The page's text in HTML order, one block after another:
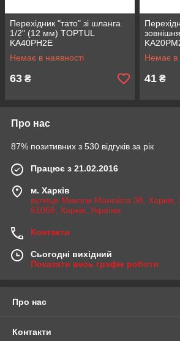
Перехідник "тато" зі шланга
1/2" (12 мм) TOPTUL
KA40PH2E
Немає в наявності
63 ₴
Немає в
41 ₴
Про нас
87% позитивних з 530 відгуків за рік
Працює з 21.02.2016
м. Харків
вулиця Миколи Манойла 38, Харків,
61068, Харків, Україна
Контакти
Сьогодні вихідний
Показати весь графік роботи
Про нас
Контакти